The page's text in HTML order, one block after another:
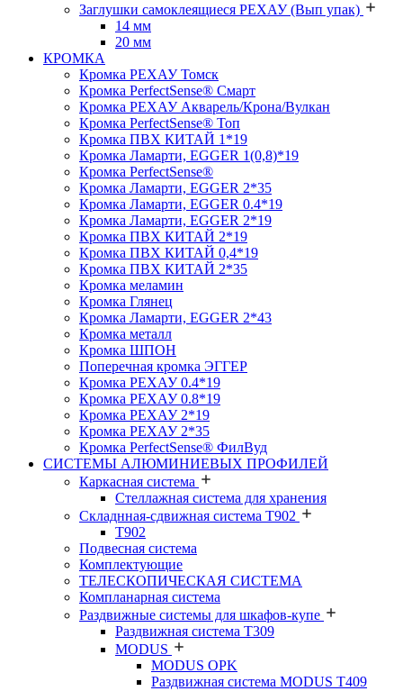
Заглушки самоклеящиеся РЕХАУ (Вып упак)
14 мм
20 мм
КРОМКА
Кромка PЕХАУ Томск
Кромка PerfectSense® Смарт
Кромка PЕХАУ Акварель/Крона/Вулкан
Кромка PerfectSense® Топ
Кромка ПВХ КИТАЙ 1*19
Кромка Ламарти, EGGER 1(0,8)*19
Кромка PerfectSense®
Кромка Ламарти, EGGER 2*35
Кромка Ламарти, EGGER 0.4*19
Кромка Ламарти, EGGER 2*19
Кромка ПВХ КИТАЙ 2*19
Кромка ПВХ КИТАЙ 0,4*19
Кромка ПВХ КИТАЙ 2*35
Кромка меламин
Кромка Глянец
Кромка Ламарти, EGGER 2*43
Кромка металл
Кромка ШПОН
Поперечная кромка ЭГГЕР
Кромка PЕХАУ 0.4*19
Кромка PЕХАУ 0.8*19
Кромка PЕХАУ 2*19
Кромка PЕХАУ 2*35
Кромка PerfectSense® ФилВуд
СИСТЕМЫ АЛЮМИНИЕВЫХ ПРОФИЛЕЙ
Каркасная система
Стеллажная система для хранения
Складнная-сдвижная система Т902
T902
Подвесная система
Комплектующие
ТЕЛЕСКОПИЧЕСКАЯ СИСТЕМА
Компланарная система
Раздвижные системы для шкафов-купе
Раздвижная система Т309
MODUS
MODUS OPK
Раздвижная система MODUS T409